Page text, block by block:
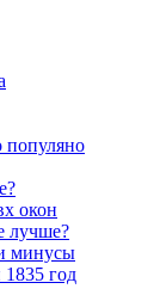
окон
лучше?
минусы
год